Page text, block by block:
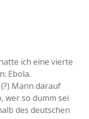
ich eine vierte
Ebola.
Mann darauf
wer so dumm sei
des deutschen